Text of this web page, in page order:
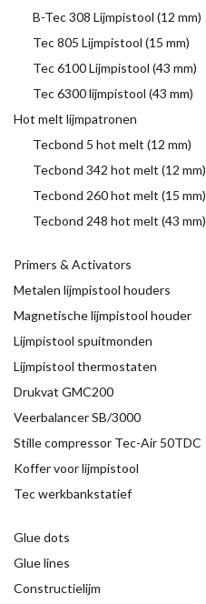
B-Tec 308 Lijmpistool (12 mm)
Tec 805 Lijmpistool (15 mm)
Tec 6100 Lijmpistool (43 mm)
Tec 6300 lijmpistool (43 mm)
Hot melt lijmpatronen
Tecbond 5 hot melt (12 mm)
Tecbond 342 hot melt (12 mm)
Tecbond 260 hot melt (15 mm)
Tecbond 248 hot melt (43 mm)
Primers & Activators
Metalen lijmpistool houders
Magnetische lijmpistool houder
Lijmpistool spuitmonden
Lijmpistool thermostaten
Drukvat GMC200
Veerbalancer SB/3000
Stille compressor Tec-Air 50TDC
Koffer voor lijmpistool
Tec werkbankstatief
Glue dots
Glue lines
Constructielijm